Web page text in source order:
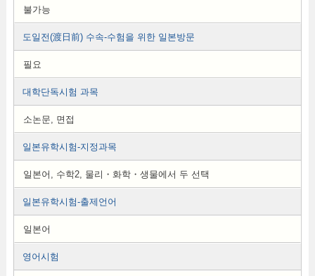
불가능
도일전(渡日前) 수속-수험을 위한 일본방문
필요
대학단독시험 과목
소논문, 면접
일본유학시험-지정과목
일본어, 수학2, 물리・화학・생물에서 두 선택
일본유학시험-출제언어
일본어
영어시험